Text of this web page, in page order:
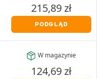
215,89zł
PODGLĄD
W magazynie
124,69zł